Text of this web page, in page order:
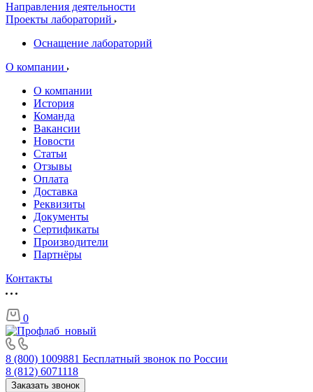
Направления деятельности
Проекты лабораторий
Оснащение лабораторий
О компании
О компании
История
Команда
Вакансии
Новости
Статьи
Отзывы
Оплата
Доставка
Реквизиты
Документы
Сертификаты
Производители
Партнёры
Контакты
0
8 (800) 1009881 Бесплатный звонок по России
8 (812) 6071118
Заказать звонок